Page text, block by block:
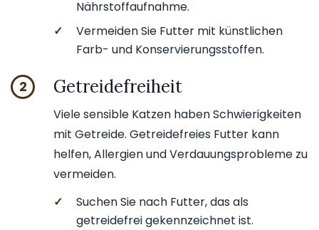
Nährstoffaufnahme.
✓
Vermeiden Sie Futter mit künstlichen
Farb- und Konservierungsstoffen.
2 Getreidefreiheit
Viele sensible Katzen haben Schwierigkeiten
mit Getreide. Getreidefreies Futter kann
helfen, Allergien und Verdauungsprobleme zu
vermeiden.
✓
Suchen Sie nach Futter, das als
getreidefrei gekennzeichnet ist.